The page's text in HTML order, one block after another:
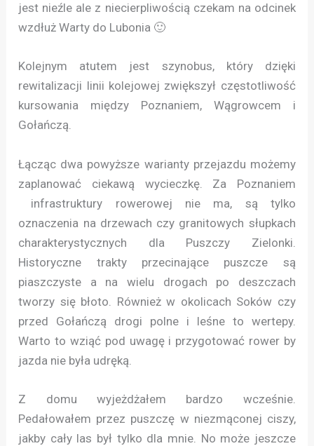
jest nieźle ale z niecierpliwością czekam na odcinek
wzdłuż Warty do Lubonia 🙂
Kolejnym atutem jest szynobus, który dzięki
rewitalizacji linii kolejowej zwiększył częstotliwość
kursowania między Poznaniem, Wągrowcem i
Gołańczą.
Łącząc dwa powyższe warianty przejazdu możemy
zaplanować ciekawą wycieczkę. Za Poznaniem
infrastruktury rowerowej nie ma, są tylko
oznaczenia na drzewach czy granitowych słupkach
charakterystycznych dla Puszczy Zielonki.
Historyczne trakty przecinające puszcze są
piaszczyste a na wielu drogach po deszczach
tworzy się błoto. Również w okolicach Soków czy
przed Gołańczą drogi polne i leśne to wertepy.
Warto to wziąć pod uwagę i przygotować rower by
jazda nie była udręką.
Z domu wyjeżdżałem bardzo wcześnie.
Pedałowałem przez puszczę w niezmąconej ciszy,
jakby cały las był tylko dla mnie. No może jeszcze